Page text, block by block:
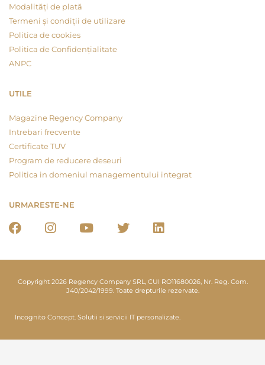
Modalități de plată
Termeni și condiții de utilizare
Politica de cookies
Politica de Confidențialitate
ANPC
UTILE
Magazine Regency Company
Intrebari frecvente
Certificate TUV
Program de reducere deseuri
Politica in domeniul managementului integrat
URMARESTE-NE
Copyright 2026 Regency Company SRL, CUI RO11680026, Nr. Reg. Com.
J40/2042/1999. Toate drepturile rezervate.
Incognito Concept. Solutii si servicii IT personalizate.